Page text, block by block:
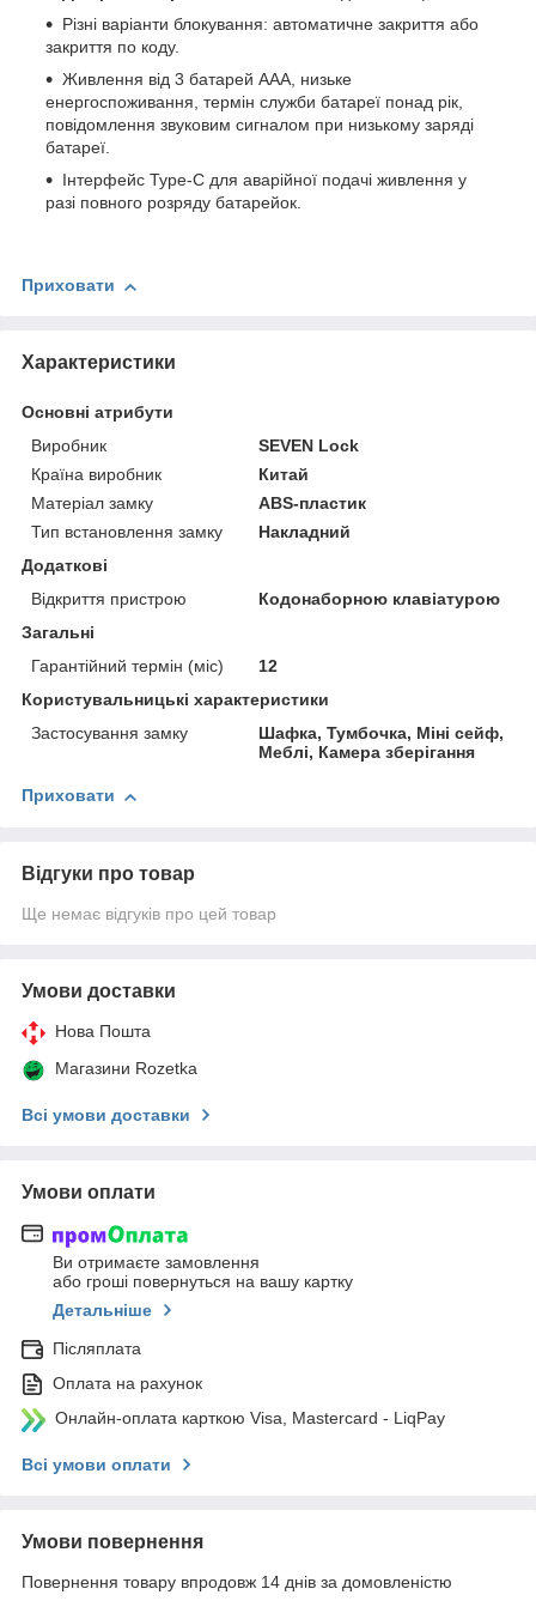
Різні варіанти блокування: автоматичне закриття або
закриття по коду.
Живлення від 3 батарей ААА, низьке
енергоспоживання, термін служби батареї понад рік,
повідомлення звуковим сигналом при низькому заряді
батареї.
Інтерфейс Type-C для аварійної подачі живлення у
разі повного розряду батарейок.
Приховати
Характеристики
Основні атрибути
Виробник
SEVEN Lock
Країна виробник
Китай
Матеріал замку
ABS-пластик
Тип встановлення замку
Накладний
Додаткові
Відкриття пристрою
Кодонаборною клавіатурою
Загальні
Гарантійний термін (міс)
12
Користувальницькі характеристики
Застосування замку
Шафка, Тумбочка, Міні сейф,
Меблі, Камера зберігання
Приховати
Відгуки про товар
Ще немає відгуків про цей товар
Умови доставки
Нова Пошта
Магазини Rozetka
Всі умови доставки
Умови оплати
Ви отримаєте замовлення
або гроші повернуться на вашу картку
Детальніше
Післяплата
Оплата на рахунок
Онлайн-оплата карткою Visa, Mastercard - LiqPay
Всі умови оплати
Умови повернення
Повернення товару впродовж 14 днів за домовленістю